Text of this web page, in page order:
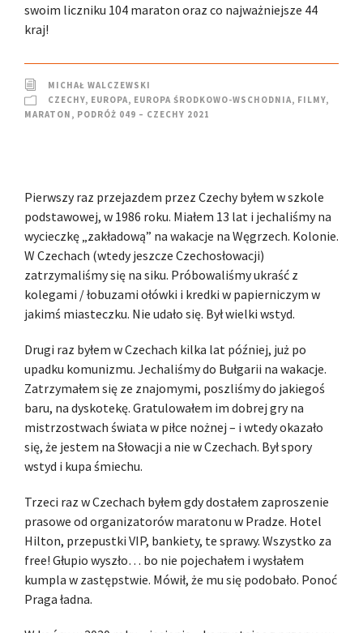
swoim liczniku 104 maraton oraz co najważniejsze 44
kraj!
MICHAŁ WALCZEWSKI
CZECHY, EUROPA, EUROPA ŚRODKOWO-WSCHODNIA, FILMY,
MARATON , PODRÓŻ 049 – CZECHY 2021
Pierwszy raz przejazdem przez Czechy byłem w szkole
podstawowej, w 1986 roku. Miałem 13 lat i jechaliśmy na
wycieczkę „zakładową” na wakacje na Węgrzech. Kolonie.
W Czechach (wtedy jeszcze Czechosłowacji)
zatrzymaliśmy się na siku. Próbowaliśmy ukraść z
kolegami / łobuzami ołówki i kredki w papierniczym w
jakimś miasteczku. Nie udało się. Był wielki wstyd.
Drugi raz byłem w Czechach kilka lat później, już po
upadku komunizmu. Jechaliśmy do Bułgarii na wakacje.
Zatrzymałem się ze znajomymi, poszliśmy do jakiegoś
baru, na dyskotekę. Gratulowałem im dobrej gry na
mistrzostwach świata w piłce nożnej – i wtedy okazało
się, że jestem na Słowacji a nie w Czechach. Był spory
wstyd i kupa śmiechu.
Trzeci raz w Czechach byłem gdy dostałem zaproszenie
prasowe od organizatorów maratonu w Pradze. Hotel
Hilton, przepustki VIP, bankiety, te sprawy. Wszystko za
free! Głupio wyszło… bo nie pojechałem i wysłałem
kumpla w zastępstwie. Mówił, że mu się podobało. Ponoć
Praga ładna.